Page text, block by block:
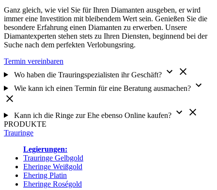
Ganz gleich, wie viel Sie für Ihren Diamanten ausgeben, er wird
immer eine Investition mit bleibendem Wert sein. Genießen Sie die
besondere Erfahrung einen Diamanten zu erwerben. Unsere
Diamantexperten stehen stets zu Ihren Diensten, beginnend bei der
Suche nach dem perfekten Verlobungsring.
Termin vereinbaren
Wo haben die Trauringspezialisten ihr Geschäft?
Wie kann ich einen Termin für eine Beratung ausmachen?
Kann ich die Ringe zur Ehe ebenso Online kaufen?
PRODUKTE
Trauringe
Legierungen:
Trauringe Gelbgold
Eheringe Weißgold
Ehering Platin
Eheringe Roségold